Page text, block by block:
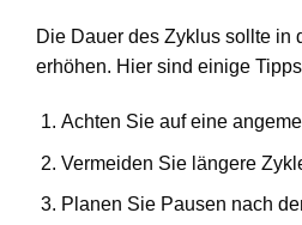
Die Dauer des Zyklus sollte in
erhöhen. Hier sind einige
Achten Sie auf eine
Vermeiden Sie längere
Planen Sie Pausen nach